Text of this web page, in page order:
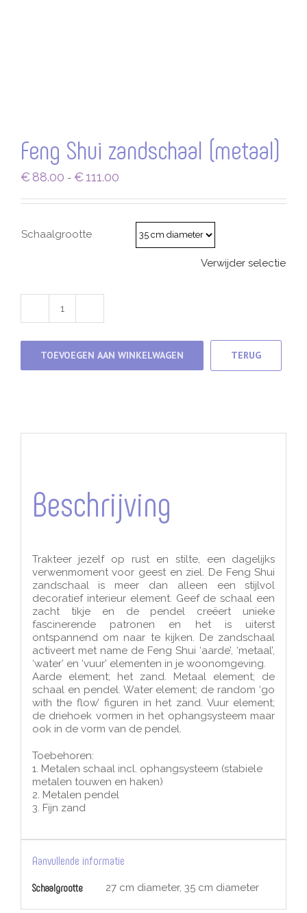
Feng Shui zandschaal (metaal)
€88.00 - €111.00
tot
Schaalgrootte
Verwijder selectie
Feng
Shui
zandschaal
(metaal)
TOEVOEGEN AAN WINKELWAGEN TERUG
Beschrijving
Trakteer jezelf op rust en stilte, een dagelijks
verwenmoment voor geest en ziel. De Feng Shui
zandschaal is meer dan alleen een stijlvol
decoratief interieur element. Geef de schaal een
zacht tikje en de pendel creëert unieke
fascinerende patronen en het is uiterst
ontspannend om naar te kijken. De zandschaal
activeert met name de Feng Shui ‘aarde’, ‘metaal’,
‘water’ en ‘vuur’ elementen in je woonomgeving.
Aarde element; het zand. Metaal element; de
schaal en pendel. Water element; de random ‘go
with the flow’ figuren in het zand. Vuur element;
de driehoek vormen in het ophangsysteem maar
ook in de vorm van de pendel.
Toebehoren:
1. Metalen schaal incl. ophangsysteem (stabiele
metalen touwen en haken)
2. Metalen pendel
3. Fijn zand
Aanvullende informatie
Schaalgrootte 27 cm diameter, 35 cm diameter